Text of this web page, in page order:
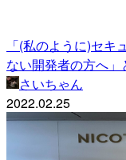
「(私のように)セ
ない開発者の方へ」
さいちゃん
2022.02.25